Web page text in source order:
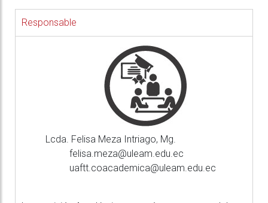
Responsable
Lcda. Felisa Meza Intriago, Mg.
felisa.meza@uleam.edu.ec
uaftt.coacademica@uleam.edu.ec